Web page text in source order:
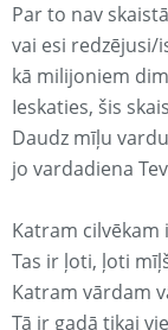
Par to nav
vai esi redzējusi/
kā milijoniem
Ieskaties, šis
Daudz mīļu
jo vardadiena
Katram cilvēkam
Tas ir ļoti, ļoti
Katram vārdam
Tā ir gadā tikai